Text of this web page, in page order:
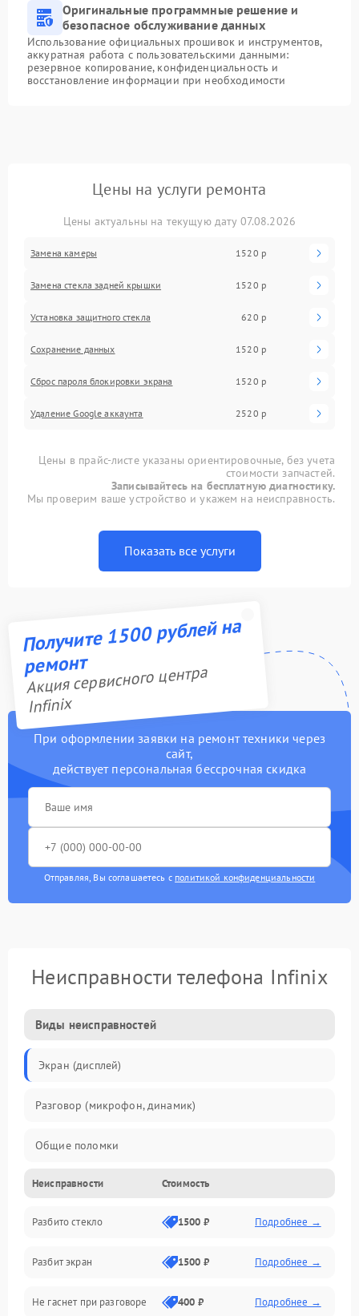
Оригинальные программные решение и
безопасное обслуживание данных
Использование официальных прошивок и инструментов,
аккуратная работа с пользовательскими данными:
резервное копирование, конфиденциальность и
восстановление информации при необходимости
Цены на услуги ремонта
Цены актуальны на текущую дату 07.08.2026
Замена камеры 1520 р
Замена стекла задней крышки 1520 р
Установка защитного стекла 620 р
Сохранение данных 1520 р
Сброс пароля блокировки экрана 1520 р
Удаление Google аккаунта 2520 р
Цены в прайс-листе указаны ориентировочные, без учета
стоимости запчастей.
Записывайтесь на бесплатную диагностику.
Мы проверим ваше устройство и укажем на неисправность.
Показать все услуги
Получите 1500 рублей на
ремонт
Акция сервисного центра
Infinix
При оформлении заявки на ремонт техники через
сайт,
действует персональная бессрочная скидка
Отправляя, Вы соглашаетесь с политикой конфиденциальности
Неисправности телефона Infinix
Виды неисправностей
Экран (дисплей)
Разговор (микрофон, динамик)
Общие поломки
Проблемы связи
Камеры
Проблемы с дисплеем и сенсором
Зарядка
Неисправности Стоимость
Разбито стекло 1500 ₽ Подробнее →
Разбит экран 1500 ₽ Подробнее →
Не гаснет при разговоре 400 ₽ Подробнее →